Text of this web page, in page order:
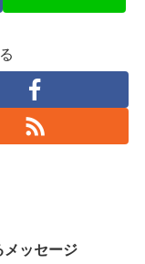
メッセージ